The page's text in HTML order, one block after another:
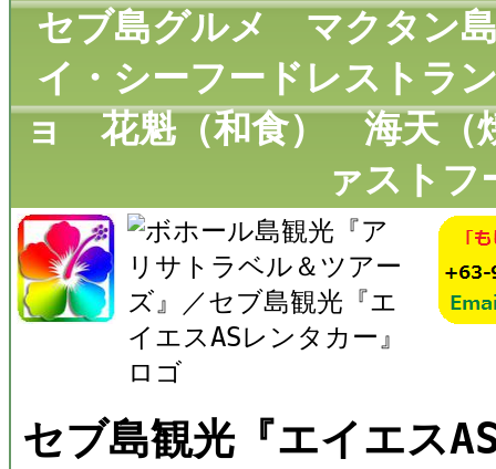
セブ島グルメ マクタン
イ・シーフードレスト
ョ 花魁（和食） 海天
ァスト
セブ島観光『エイエス